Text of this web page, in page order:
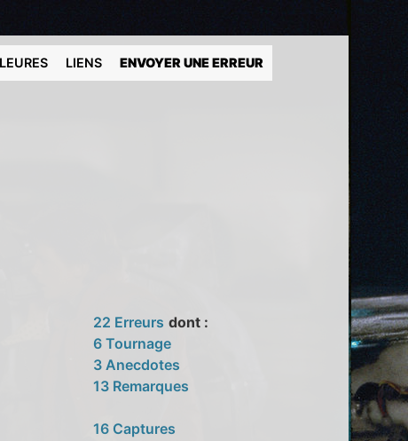
LIENS ENVOYER UNE ERREUR
22 Erreurs dont :
6 Tournage
3 Anecdotes
13 Remarques
16 Captures